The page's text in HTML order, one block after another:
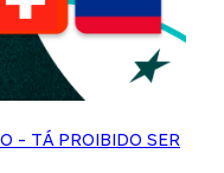
- TÁ PROIBIDO SER